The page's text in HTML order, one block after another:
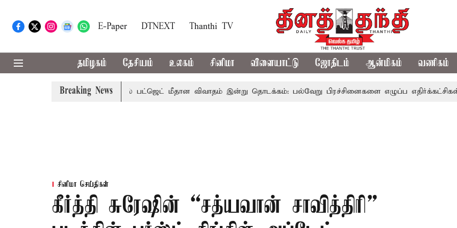
E-Paper DTNEXT Thanthi TV
தமிழகம் தேசியம் உலகம் சினிமா விளையாட்டு ஜோதிடம் ஆன்மிகம் வணிகம்
Breaking News
சட்டசபையில் பட்ஜெட் மீதான விவாதம் இன்று தொடக்கம்: பல்வேறு பிரச்சினைகளை எழுப்ப எதிர்க்கட்சிகள் திட்டம்
சினிமா செய்திகள்
கீர்த்தி சுரேஷின் “சத்யவான் சாவித்திரி”